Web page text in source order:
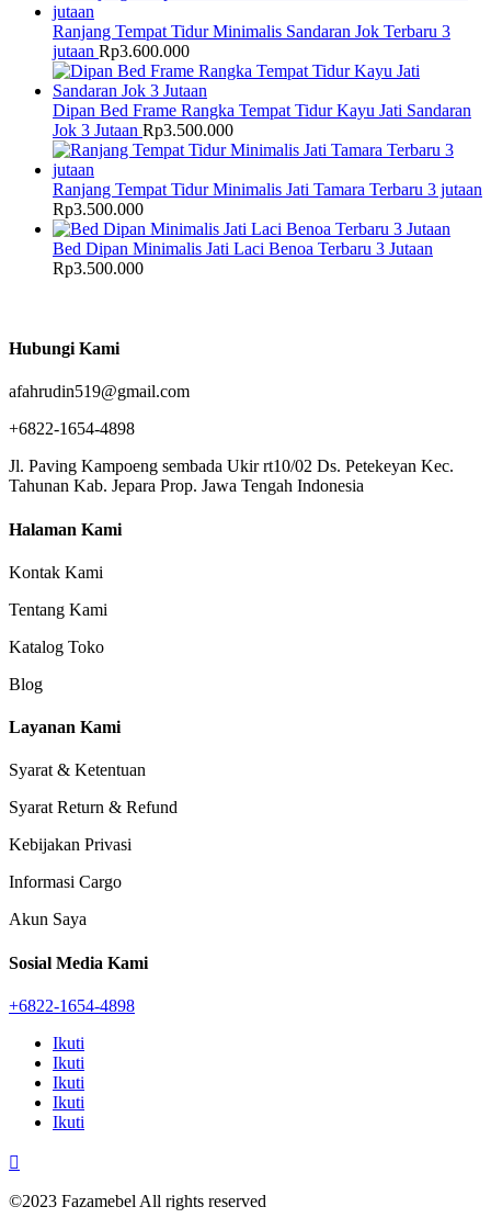
Ranjang Tempat Tidur Minimalis Sandaran Jok Terbaru 3
jutaan Rp3.600.000
Dipan Bed Frame Rangka Tempat Tidur Kayu Jati Sandaran
Jok 3 Jutaan Rp3.500.000
Ranjang Tempat Tidur Minimalis Jati Tamara Terbaru 3 jutaan
Rp3.500.000
Bed Dipan Minimalis Jati Laci Benoa Terbaru 3 Jutaan
Rp3.500.000
Hubungi Kami
afahrudin519@gmail.com
+6822-1654-4898
Jl. Paving Kampoeng sembada Ukir rt10/02 Ds. Petekeyan Kec.
Tahunan Kab. Jepara Prop. Jawa Tengah Indonesia
Halaman Kami
Kontak Kami
Tentang Kami
Katalog Toko
Blog
Layanan Kami
Syarat & Ketentuan
Syarat Return & Refund
Kebijakan Privasi
Informasi Cargo
Akun Saya
Sosial Media Kami
+6822-1654-4898
Ikuti
Ikuti
Ikuti
Ikuti
Ikuti

©2023 Fazamebel All rights reserved